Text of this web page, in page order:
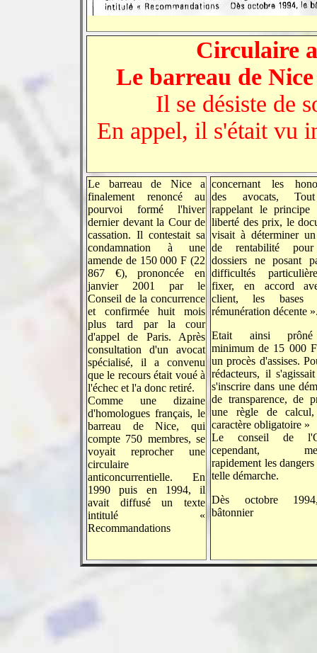
Circulaire
Le barreau de
Il se désiste de
En appel, il s'était vu
Le barreau de Nice a
finalement renoncé au
pourvoi formé l'hiver
dernier devant la Cour de
cassation. Il contestait sa
condamnation à une
amende de 150 000 F (22
867 €), prononcée en
janvier 2001 par le
Conseil de la concurrence
et confirmée huit mois
plus tard par la cour
d'appel de Paris. Après
consultation d'un avocat
spécialisé, il a convenu
que le recours était voué à
l'échec et l'a donc retiré.
Comme une dizaine
d'homologues français, le
barreau de Nice, qui
compte 750 membres, se
voyait reprocher une
circulaire
anticoncurrentielle. En
1990 puis en 1994, il
avait diffusé un texte
intitulé «
Recommandations
concernant les
des avocats,
rappelant le principe
liberté des prix, le
visait à déterminer
de rentabilité
dossiers ne posant
difficultés
fixer, en accord
client, les bases
rémunération décente
Etait ainsi
minimum de 15 000
un procès d'assises.
rédacteurs, il
s'inscrire dans une
de transparence, de
une règle de calcul,
caractère obligatoire »
Le conseil de
cependant,
rapidement les
telle démarche.
Dès octobre
bâtonnier